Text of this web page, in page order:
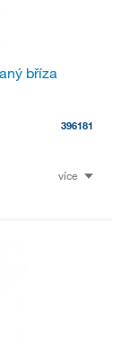
bříza
396181
více